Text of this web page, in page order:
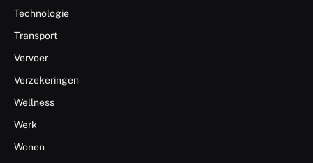
Technologie
Transport
Vervoer
Verzekeringen
Wellness
Werk
Wonen